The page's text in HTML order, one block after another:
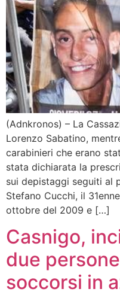
(Adnkronos) – La
Lorenzo Sabatino,
carabinieri che erano
stata dichiarata la
sui depistaggi seguiti al
Stefano Cucchi, il
ottobre del 2009 e […]
Casnigo,
due
soccorsi in